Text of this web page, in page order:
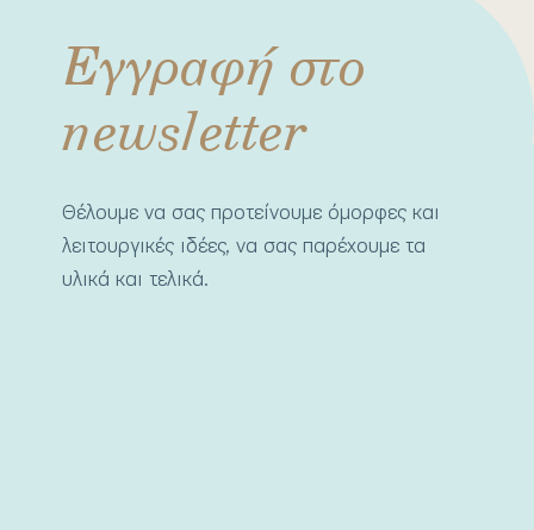
Εγγραφή στο
newsletter
Θέλουμε να σας προτείνουμε όμορφες και
λειτουργικές ιδέες, να σας παρέχουμε τα
υλικά και τελικά.